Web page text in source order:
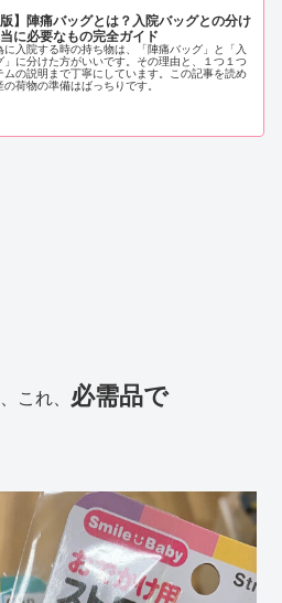
版】陣痛バッグとは？入院バッグとの分け
に必要なもの完全ガイド
に入院する時の持ち物は、「陣痛バッグ」と「入
」に分けた方がいいです。その理由と、１つ１つ
ムの説明まで丁寧にしています。この記事を読め
荷物の準備はばっちりです。
これ、 必需品で